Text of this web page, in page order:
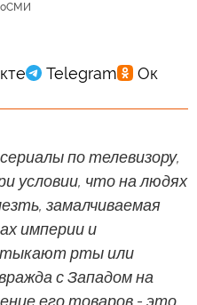
по телевизору,
условии, что на людях
замалчиваемая
империи и
рты или
с Западом на
его товаров - это